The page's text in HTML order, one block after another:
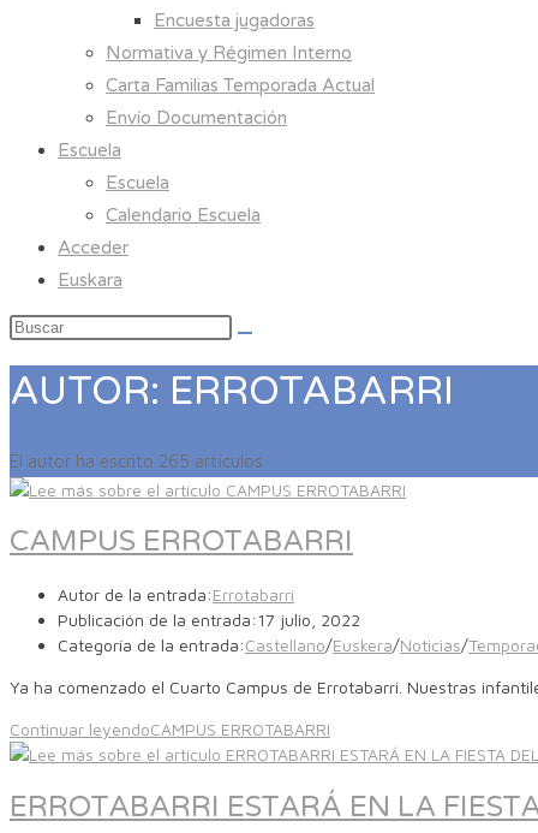
Encuesta jugadoras
Normativa y Régimen Interno
Carta Familias Temporada Actual
Envío Documentación
Escuela
Escuela
Calendario Escuela
Acceder
Euskara
AUTOR: ERROTABARRI
El autor ha escrito 265 artículos
CAMPUS ERROTABARRI
Autor de la entrada:Errotabarri
Publicación de la entrada: 17 julio, 2022
Categoría de la entrada:Castellano/Euskera/Noticias/
Ya ha comenzado el Cuarto Campus de Errotabarri. Nuestras
Continuar leyendoCAMPUS ERROTABARRI
ERROTABARRI ESTARÁ EN LA